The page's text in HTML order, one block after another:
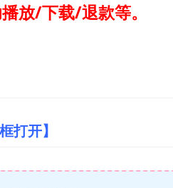
放/下载/退款等。
打开】